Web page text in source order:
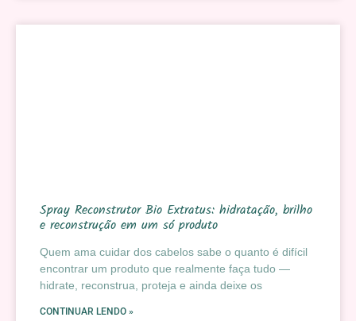
Spray Reconstrutor Bio Extratus: hidratação, brilho
e reconstrução em um só produto
Quem ama cuidar dos cabelos sabe o quanto é difícil
encontrar um produto que realmente faça tudo —
hidrate, reconstrua, proteja e ainda deixe os
CONTINUAR LENDO »